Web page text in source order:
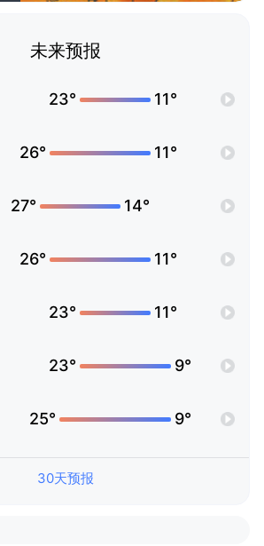
未来预报
23° 11°
26° 11°
27° 14°
26° 11°
23° 11°
23° 9°
25° 9°
30天预报